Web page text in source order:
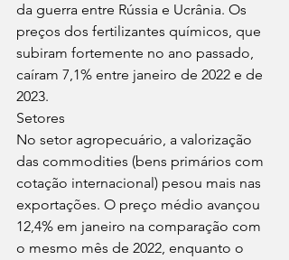
da guerra entre Rússia e Ucrânia. Os
preços dos fertilizantes químicos, que
subiram fortemente no ano passado,
caíram 7,1% entre janeiro de 2022 e de
2023.
Setores
No setor agropecuário, a valorização
das commodities (bens primários com
cotação internacional) pesou mais nas
exportações. O preço médio avançou
12,4% em janeiro na comparação com
o mesmo mês de 2022, enquanto o